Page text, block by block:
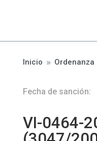
Inicio 9 Ordenanza
Fecha de sanción:
VI-0464-